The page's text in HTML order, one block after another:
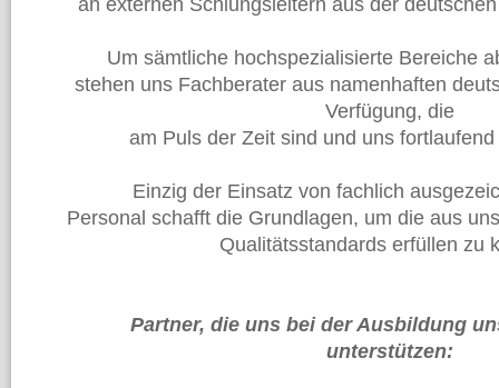
an externen Schlungsleitern aus der
Um sämtliche hochspezialisierte Bereiche
stehen uns Fachberater aus namenhaften
Verfügung, die
am Puls der Zeit sind und uns
Einzig der Einsatz von fachlich
Personal schafft die Grundlagen, um die aus
Qualitätsstandards erfüllen zu
Partner, die uns bei der Ausbildung
unterstützen: